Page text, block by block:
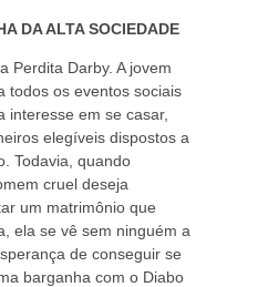
DA ALTA SOCIEDADE
Perdita Darby. A jovem
todos os eventos sociais
interesse em se casar,
elegíveis dispostos a
Todavia, quando
cruel deseja
um matrimônio que
ela se vê sem ninguém a
de conseguir se
barganha com o Diabo